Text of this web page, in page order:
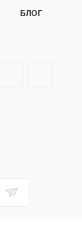
БЛОГ